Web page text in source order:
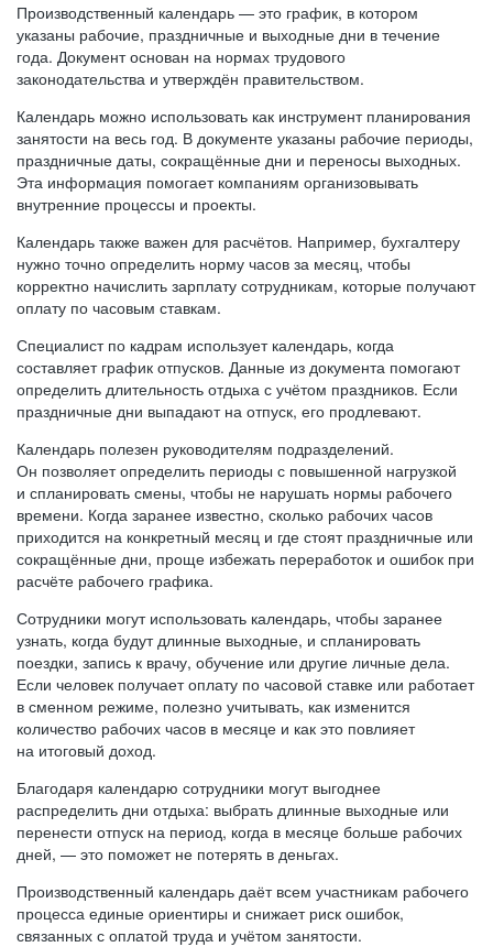
Производственный календарь — это график, в котором
указаны рабочие, праздничные и выходные дни в течение
года. Документ основан на нормах трудового
законодательства и утверждён правительством.
Календарь можно использовать как инструмент планирования
занятости на весь год. В документе указаны рабочие периоды,
праздничные даты, сокращённые дни и переносы выходных.
Эта информация помогает компаниям организовывать
внутренние процессы и проекты.
Календарь также важен для расчётов. Например, бухгалтеру
нужно точно определить норму часов за месяц, чтобы
корректно начислить зарплату сотрудникам, которые получают
оплату по часовым ставкам.
Специалист по кадрам использует календарь, когда
составляет график отпусков. Данные из документа помогают
определить длительность отдыха с учётом праздников. Если
праздничные дни выпадают на отпуск, его продлевают.
Календарь полезен руководителям подразделений.
Он позволяет определить периоды с повышенной нагрузкой
и спланировать смены, чтобы не нарушать нормы рабочего
времени. Когда заранее известно, сколько рабочих часов
приходится на конкретный месяц и где стоят праздничные или
сокращённые дни, проще избежать переработок и ошибок при
расчёте рабочего графика.
Сотрудники могут использовать календарь, чтобы заранее
узнать, когда будут длинные выходные, и спланировать
поездки, запись к врачу, обучение или другие личные дела.
Если человек получает оплату по часовой ставке или работает
в сменном режиме, полезно учитывать, как изменится
количество рабочих часов в месяце и как это повлияет
на итоговый доход.
Благодаря календарю сотрудники могут выгоднее
распределить дни отдыха: выбрать длинные выходные или
перенести отпуск на период, когда в месяце больше рабочих
дней, — это поможет не потерять в деньгах.
Производственный календарь даёт всем участникам рабочего
процесса единые ориентиры и снижает риск ошибок,
связанных с оплатой труда и учётом занятости.